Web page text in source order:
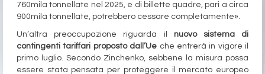
760mila tonnellate nel 2025, e di billette quadre, pari a circa
900mila tonnellate, potrebbero cessare completamente».
Un’altra preoccupazione riguarda il nuovo sistema di
contingenti tariffari proposto dall’Ue che entrerà in vigore il
primo luglio. Secondo Zinchenko, sebbene la misura possa
essere stata pensata per proteggere il mercato europeo